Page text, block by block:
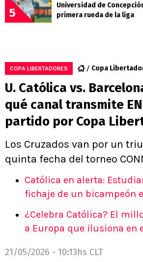
5
Universidad de
primera rueda de la liga
COPA LIBERTADORES Copa
U. Católica vs.
qué canal transmite EN
partido por Copa
Los Cruzados van por un
quinta fecha del torneo
Católica en alerta:
fichaje de un bicampeón
¿Celebra Católica? El
a Europa que ilusiona en
21/05/2026 - 10:13hs CLT